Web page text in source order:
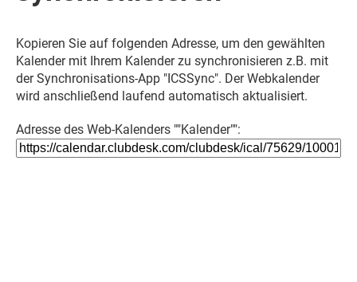
Kopieren Sie auf folgenden Adresse, um den gewählten
Kalender mit Ihrem Kalender zu synchronisieren z.B. mit
der Synchronisations-App "ICSSync". Der Webkalender
wird anschließend laufend automatisch aktualisiert.
Adresse des Web-Kalenders ""Kalender"":